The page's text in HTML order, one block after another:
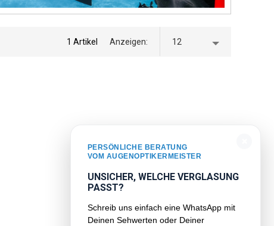
1 Artikel Anzeigen 12
PERSÖNLICHE BERATUNG
VOM AUGENOPTIKERMEISTER
UNSICHER, WELCHE VERGLASUNG
PASST?
Schreib uns einfach eine WhatsApp mit
Deinen Sehwerten oder Deiner